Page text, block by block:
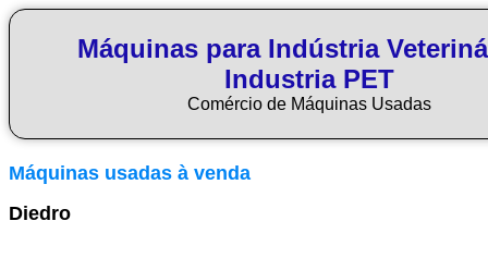
Máquinas para Indústria
Industria PET
Comércio de Máquinas Usadas
Máquinas usadas à venda
Diedro